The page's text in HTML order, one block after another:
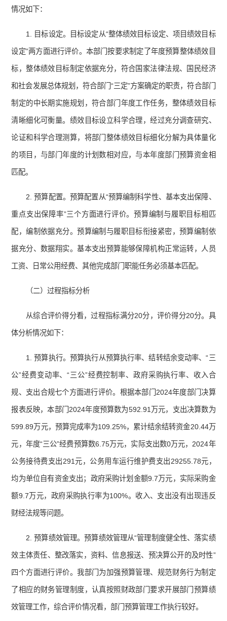
情况如下：
1. 目标设定。目标设定从“整体绩效目标设定、项目绩效目标
设定”两方面进行评价。本部门按要求制定了年度预算整体绩效目
标，整体绩效目标制定依据充分，符合国家法律法规、国民经济
和社会发展总体规划，符合部门“三定”方案确定的职责，符合部门
制定的中长期实施规划，符合部门年度工作任务，整体绩效目标
清晰细化可衡量。绩效目标设立科学合理，经过充分调查研究、
论证和科学合理测算，将部门整体绩效目标细化分解为具体量化
的项目，与部门年度的计划数相对应，与本年度部门预算资金相
匹配。
2. 预算配置。预算配置从“预算编制科学性、基本支出保障、
重点支出保障率”三个方面进行评价。预算编制与履职目标相匹
配，编制依据充分。预算编制与履职目标衔接紧密，预算编制依
据充分、数据翔实。基本支出预算能够保障机构正常运转，人员
工资、日常公用经费、其他完成部门职能任务必须基本匹配。
（二）过程指标分析
从综合评价得分看，过程指标满分20分，评价得分20分。具
体分析情况如下：
1. 预算执行。预算执行从预算执行率、结转结余变动率、“三
公”经费变动率、“三公”经费控制率、政府采购执行率、收入合
规、支出合规七个方面进行评价。根据本部门2024年度部门决算
报表反映，本部门2024年度预算数为592.91万元，支出决算数为
599.89万元，预算完成率为109.25%，累计结余结转资金20.44万
元，年度“三公”经费预算数6.75万元，实际支出数0万元，2024年
公务接待费支出291元，公务用车运行维护费支出29255.78元，
均为单位自有资金支出；政府采购计划金额9.7万元，实际采购金
额9.7万元，政府采购执行率为100%。收入、支出没有出现违反
财经法规等问题。
2. 预算绩效管理。预算绩效管理从“管理制度健全性、落实绩
效主体责任、整改落实，资料、信息报送、预决算公开的及时性”
四个方面进行评价。我部门为加强预算管理、规范财务行为制定
了相应的财务管理制度，认真按照财政部门要求开展部门预算绩
效管理工作，综合评价情况看，部门预算管理工作执行较好。